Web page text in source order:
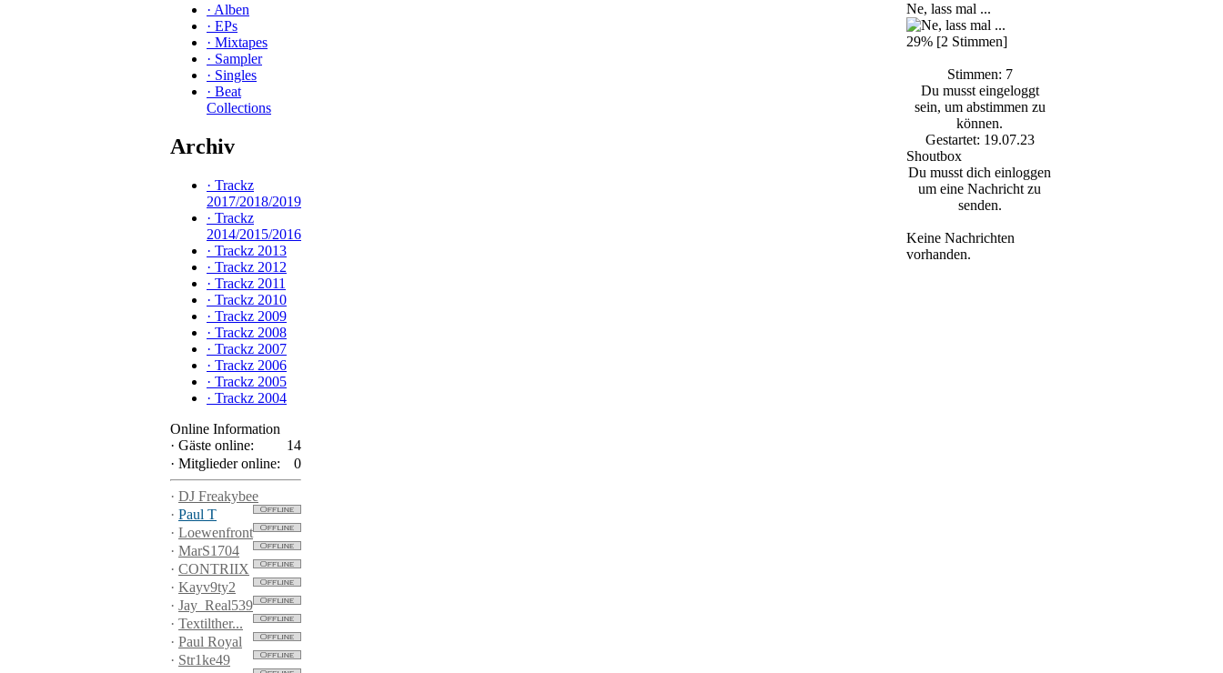
· Alben
· EPs
· Mixtapes
· Sampler
· Singles
· Beat
Collections
Archiv
· Trackz
2017/2018/2019
· Trackz
2014/2015/2016
· Trackz 2013
· Trackz 2012
· Trackz 2011
· Trackz 2010
· Trackz 2009
· Trackz 2008
· Trackz 2007
· Trackz 2006
· Trackz 2005
· Trackz 2004
Online Information
· Gäste online:
14
· Mitglieder online: 0
· DJ Freakybee
· Paul T
· Loewenfront
· MarS1704
· CONTRIIX
· Kayv9ty2
· Jay_Real539
· Textilther...
· Paul Royal
· Str1ke49
Ne, lass mal ...
29% [2 Stimmen]
Stimmen: 7
Du musst eingeloggt
sein, um abstimmen zu
können.
Gestartet: 19.07.23
Shoutbox
Du musst dich einloggen
um eine Nachricht zu
senden.
Keine Nachrichten
vorhanden.